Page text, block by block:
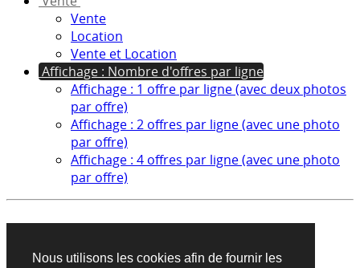
Nous utilisons les cookies afin de fournir les
Vente
Location
Vente et Location
Affichage : Nombre d'offres par ligne
Affichage : 1 offre par ligne (avec deux photos
par offre)
Affichage : 2 offres par ligne (avec une photo
par offre)
Affichage : 4 offres par ligne (avec une photo
par offre)